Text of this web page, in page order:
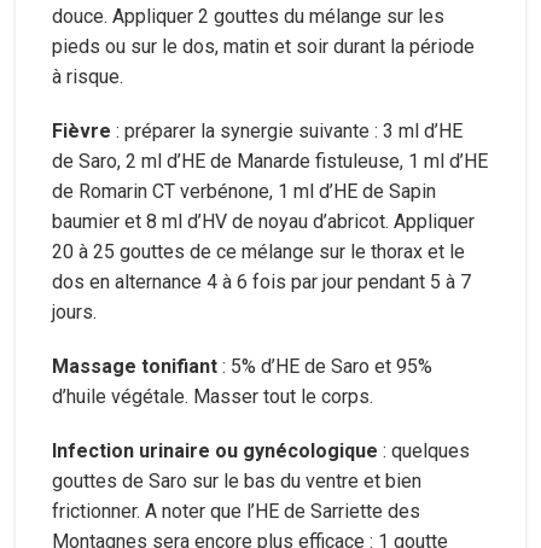
douce. Appliquer 2 gouttes du mélange sur les
pieds ou sur le dos, matin et soir durant la période
à risque.
Fièvre : préparer la synergie suivante : 3 ml d’HE
de Saro, 2 ml d’HE de Manarde fistuleuse, 1 ml d’HE
de Romarin CT verbénone, 1 ml d’HE de Sapin
baumier et 8 ml d’HV de noyau d’abricot. Appliquer
20 à 25 gouttes de ce mélange sur le thorax et le
dos en alternance 4 à 6 fois par jour pendant 5 à 7
jours.
Massage tonifiant : 5% d’HE de Saro et 95%
d’huile végétale. Masser tout le corps.
Infection urinaire ou gynécologique : quelques
gouttes de Saro sur le bas du ventre et bien
frictionner. A noter que l’HE de Sarriette des
Montagnes sera encore plus efficace : 1 goutte